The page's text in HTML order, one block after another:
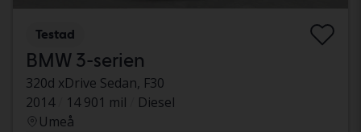
Testad
BMW 3-serien
320d xDrive Sedan, F30
2014
14 901 mil
Diesel
Umeå